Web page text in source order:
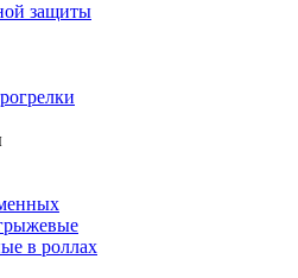
защиты
в роллах